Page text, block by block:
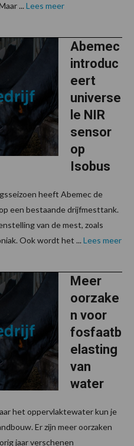
... Lees meer
Abemec
introduc
eert
universe
le NIR
sensor
op
Isobus
heeft Abemec de
een bestaande drijfmesttank.
van de mest, zoals
Ook wordt het ... Lees meer
Meer
oorzake
n voor
fosfaatb
elasting
van
water
het oppervlaktewater kun je
Er zijn meer oorzaken
jaar verschenen